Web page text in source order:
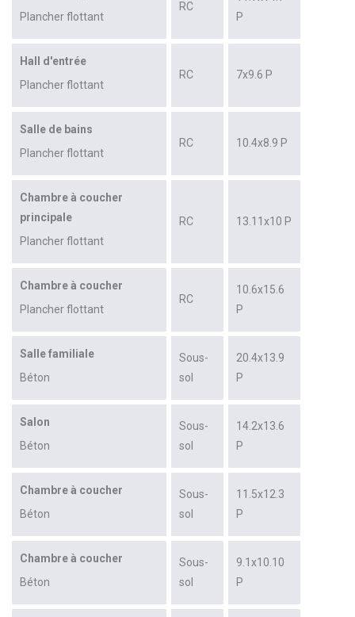
Plancher flottant
RC
P
Hall d'entrée
Plancher flottant
RC 7x9.6 P
Salle de bains
Plancher flottant
RC 10.4x8.9 P
Chambre à coucher
principale
Plancher flottant
RC 13.11x10 P
Chambre à coucher
Plancher flottant
RC
10.6x15.6
P
Salle familiale
Béton
Sous-
sol
20.4x13.9
P
Salon
Béton
Sous-
sol
14.2x13.6
P
Chambre à coucher
Béton
Sous-
sol
11.5x12.3
P
Chambre à coucher
Béton
Sous-
sol
9.1x10.10
P